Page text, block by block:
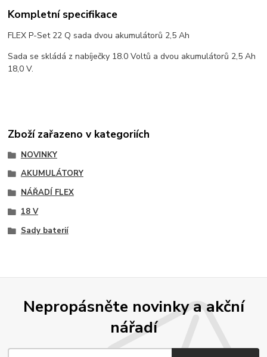
Kompletní specifikace
FLEX P-Set 22 Q sada dvou akumulátorů 2,5 Ah
Sada se skládá z nabíječky 18.0 Voltů a dvou akumulátorů 2,5 Ah
18,0 V.
Zboží zařazeno v kategoriích
NOVINKY
AKUMULÁTORY
NÁŘADÍ FLEX
18 V
Sady baterií
Nepropásněte novinky a akční
nářadí